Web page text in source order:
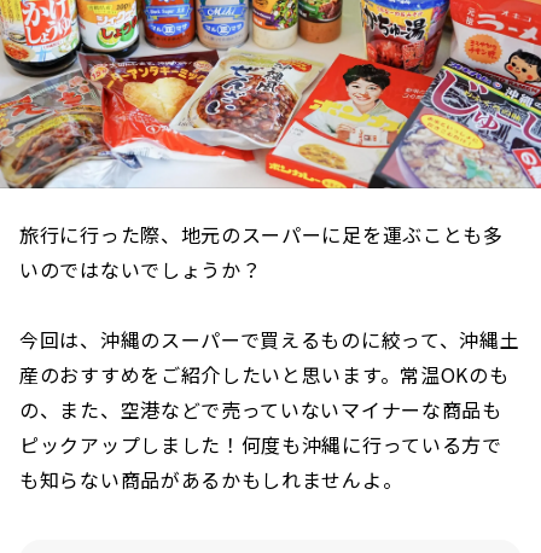
旅行に行った際、地元のスーパーに足を運ぶことも多
いのではないでしょうか？
今回は、沖縄のスーパーで買えるものに絞って、沖縄土
産のおすすめをご紹介したいと思います。常温OKのも
の、また、空港などで売っていないマイナーな商品も
ピックアップしました！何度も沖縄に行っている方で
も知らない商品があるかもしれませんよ。